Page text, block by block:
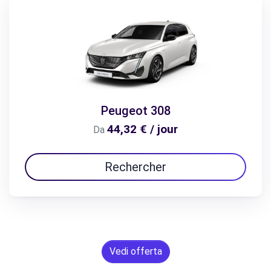
Peugeot 308
Da 44,32 € / jour
Rechercher
Vedi offerta